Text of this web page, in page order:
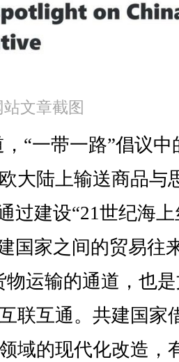
站文章截图
“一带一路”倡议中
大陆上输送商品与
过建设“21世纪海
国家之间的贸易往
物运输的通道，也
联互通。共建国家
域的现代化改造，